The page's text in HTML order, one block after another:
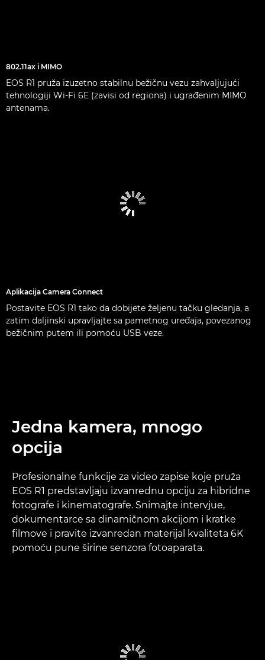
802.11ax i MIMO
EOS R1 pruža izuzetno stabilnu bežičnu vezu zahvaljujući
tehnologiji Wi-Fi 6E (zavisi od regiona) i ugrađenim MIMO
antenama.
Aplikacija Camera Connect
Postavite EOS R1 tako da dobijete željenu tačku gledanja, a
zatim daljinski upravljajte sa pametnog uređaja, povezanog
bežičnim putem ili pomoću USB veze.
Jedna kamera, mnogo
opcija
Profesionalne funkcije za video zapise koje pruža
EOS R1 predstavljaju izvanrednu opciju za hibridne
fotografe i kinematografe. Snimajte intervjue,
dokumentarce sa dinamičnom akcijom i kratke
filmove i pravite izvanredan materijal kvaliteta 6K
pomoću pune širine senzora fotoaparata.